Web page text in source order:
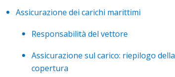
Assicurazione dei carichi marittimi
Responsabilità del vettore
Assicurazione sul carico: riepilogo della
copertura